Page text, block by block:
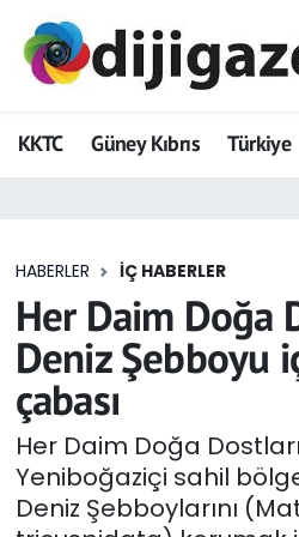
KKTC Güney Kıbrıs Türkiye
HABERLER İÇ HABERLER
Her Daim Doğa
Deniz Şebboyu
çabası
Her Daim Doğa
Yeniboğaziçi sahil
Deniz Şebboylarını
ADVERTORIAL
Dijigazete
Eğitim
Ekonomi
Foto Galeri
GEZİ
Güncel
Hava Durumu
Trafik Durumu
Tüm Manşetler
Son Dakika Haberleri
Haber Arşivi